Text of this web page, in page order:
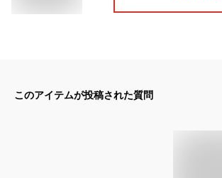
このアイテムが投稿された質問